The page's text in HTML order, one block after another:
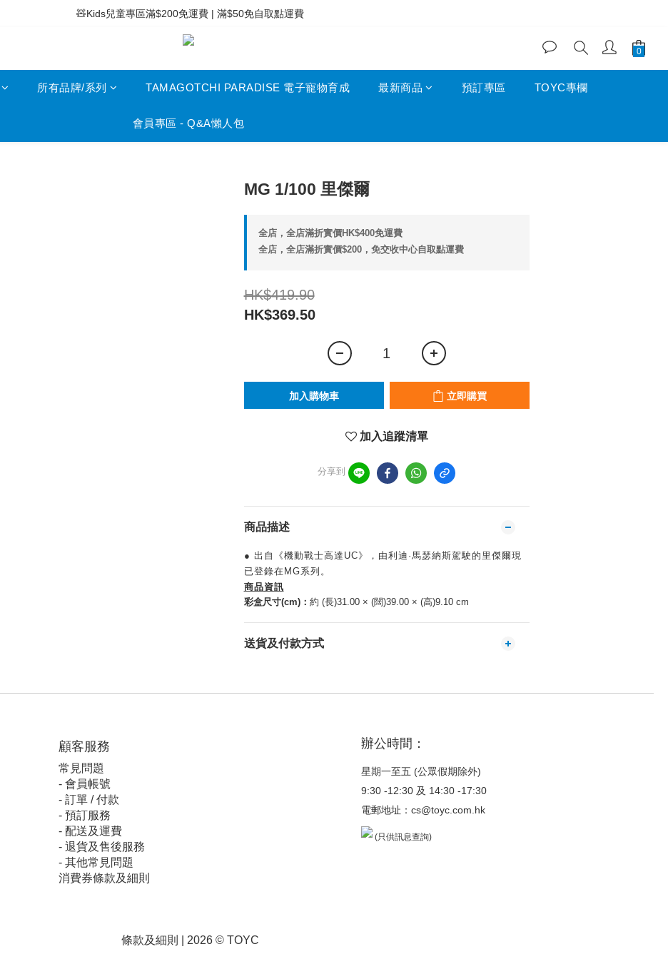
⚡滿$400免運費 | 滿$200免Easy Trade自取點運費
🧸Kids兒童專區滿$200免運費 | 滿$50免自取點運費
⚡滿$400免運費 | 滿$200免Easy Trade自取點運費
所有品牌/系列 TAMAGOTCHI PARADISE 電子寵物育成 最新商品 預訂專區 TOYC專欄
會員專區 - Q&A懶人包
MG 1/100 里傑爾
全店，全店滿折實價HK$400免運費
全店，全店滿折實價$200，免交收中心自取點運費
HK$419.90
HK$369.50
加入購物車 立即購買
加入追蹤清單
分享到
商品描述
● 出自《機動戰士高達UC》，由利迪·馬瑟納斯駕駛的里傑爾現
已登錄在MG系列。
商品資訊
彩盒尺寸(cm)： 約 (長)31.00 × (闊)39.00 × (高)9.10 cm
送貨及付款方式
顧客服務
常見問題
- 會員帳號
- 訂單 / 付款
- 預訂服務
- 配送及運費
- 退貨及售後服務
- 其他常見問題
消費券條款及細則
辦公時間：
星期一至五 (公眾假期除外)
9:30 -12:30 及 14:30 -17:30
電郵地址： cs@toyc.com.hk
(只供訊息查詢)
條款及細則 | 2026 © TOYC